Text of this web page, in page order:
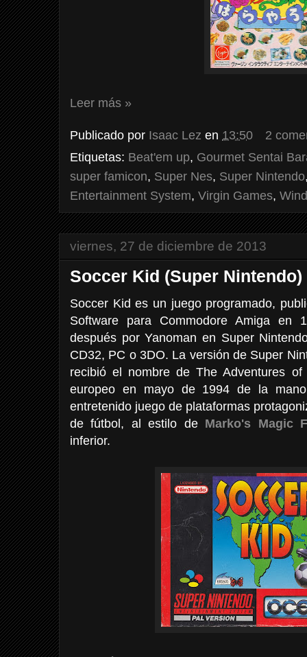
Leer más »
Publicado por Isaac Lez en 13:50
2
Etiquetas: Beat'em up, Gourmet Sentai
super famicon, Super Nes, Super Nintendo
Entertainment System, Virgin Games,
viernes, 27 de diciembre de 2013
Soccer Kid (Super Nintendo)
Soccer Kid es un juego programado,
Software para Commodore Amiga en
después por Yanoman en Super
CD32, PC o 3DO. La versión de Super
recibió el nombre de The Adventures
europeo en mayo de 1994 de la
entretenido juego de plataformas
de fútbol, al estilo de Marko's Magic
inferior.